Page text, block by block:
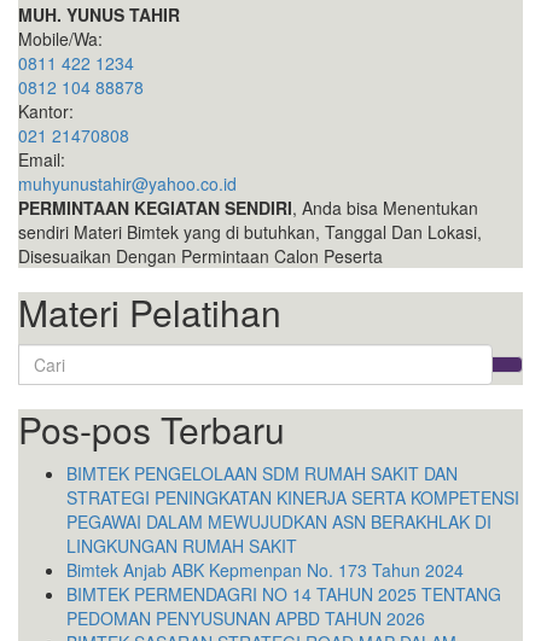
MUH. YUNUS TAHIR
Mobile/Wa:
0811 422 1234
0812 104 88878
Kantor:
021 21470808
Email:
muhyunustahir@yahoo.co.id
PERMINTAAN KEGIATAN SENDIRI, Anda bisa Menentukan
sendiri Materi Bimtek yang di butuhkan, Tanggal Dan Lokasi,
Disesuaikan Dengan Permintaan Calon Peserta
Materi Pelatihan
Search
for:
Pos-pos Terbaru
BIMTEK PENGELOLAAN SDM RUMAH SAKIT DAN
STRATEGI PENINGKATAN KINERJA SERTA KOMPETENSI
PEGAWAI DALAM MEWUJUDKAN ASN BERAKHLAK DI
LINGKUNGAN RUMAH SAKIT
Bimtek Anjab ABK Kepmenpan No. 173 Tahun 2024
BIMTEK PERMENDAGRI NO 14 TAHUN 2025 TENTANG
PEDOMAN PENYUSUNAN APBD TAHUN 2026